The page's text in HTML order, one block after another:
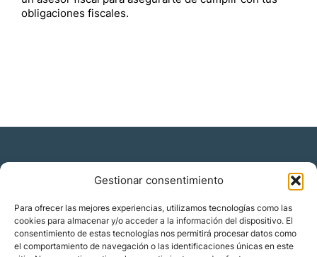
Gestionar consentimiento
Para ofrecer las mejores experiencias, utilizamos tecnologías como las
cookies para almacenar y/o acceder a la información del dispositivo. El
consentimiento de estas tecnologías nos permitirá procesar datos como
el comportamiento de navegación o las identificaciones únicas en este
obligaciones fiscales.
Residencia y ciudadanía
Migración corporativa
Nómadas digitales
Colabora con nosotros